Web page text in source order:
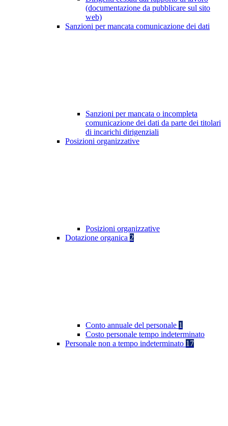
(documentazione da pubblicare sul sito
web)
Sanzioni per mancata comunicazione dei dati
Sanzioni per mancata o incompleta
comunicazione dei dati da parte dei titolari
di incarichi dirigenziali
Posizioni organizzative
Posizioni organizzative
Dotazione organica 2
Conto annuale del personale 1
Costo personale tempo indeterminato
Personale non a tempo indeterminato 17